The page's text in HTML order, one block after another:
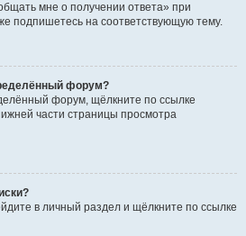
мне о получении ответа» при
подпишетесь на соответствующую тему.
форум?
форум, щёлкните по ссылке
части страницы просмотра
в личный раздел и щёлкните по ссылке